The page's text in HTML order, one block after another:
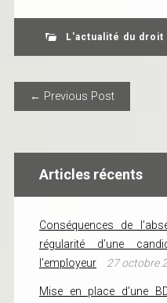
L'actualité du droit
POST
← Previous Post
Articles récents
Conséquences de
régularité d’une
l’employeur
27 octobre
Mise en place d’une